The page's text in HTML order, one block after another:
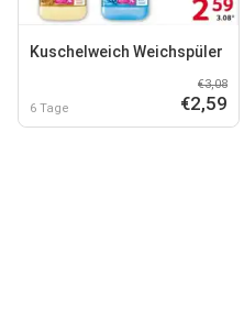
Kuschelweich Weichspüler
6 Tage
€3,08
€2,59